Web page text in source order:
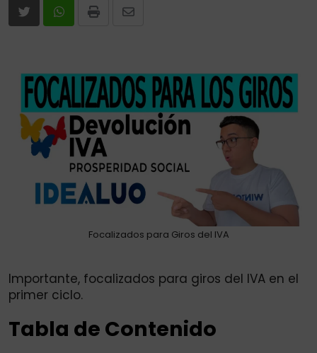
Print
Share
Focalizados para Giros del IVA
Importante, focalizados para giros del IVA en el
primer ciclo.
Tabla de Contenido